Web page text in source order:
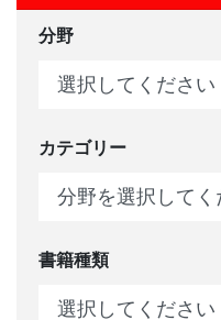
分野
カテゴリー
書籍種類